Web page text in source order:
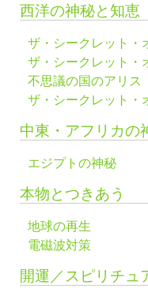
西洋の神秘と知恵
ザ・シークレット・
ザ・シークレット・
不思議の国のアリス
ザ・シークレット・
中東・アフリカの
エジプトの神秘
本物とつきあう
地球の再生
電磁波対策
開運／スピリチュ